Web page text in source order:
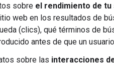
sobre el rendimiento de tu
web en los resultados de
(clics), qué términos de
antes de que un
sobre las interacciones